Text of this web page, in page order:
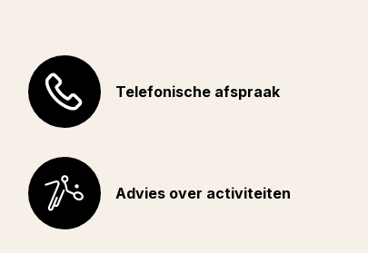
Telefonische afspraak
Advies over activiteiten